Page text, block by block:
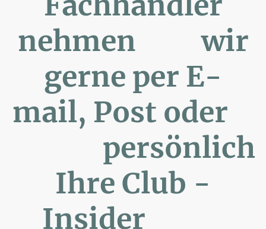
nehmen wir
gerne per E-
mail, Post oder
persönlich
Ihre Club -
Insider